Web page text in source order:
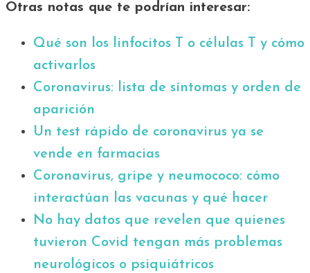
Otras notas que te podrían interesar:
Qué son los linfocitos T o células T y cómo
activarlos
Coronavirus: lista de síntomas y orden de
aparición
Un test rápido de coronavirus ya se
vende en farmacias
Coronavirus, gripe y neumococo: cómo
interactúan las vacunas y qué hacer
No hay datos que revelen que quienes
tuvieron Covid tengan más problemas
neurológicos o psiquiátricos